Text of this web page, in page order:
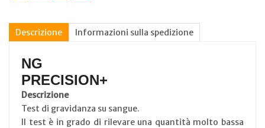
Descrizione Informazioni sulla spedizione
NG
PRECISION+
Descrizione
Test di gravidanza su sangue.
Il test è in grado di rilevare una quantità molto bassa